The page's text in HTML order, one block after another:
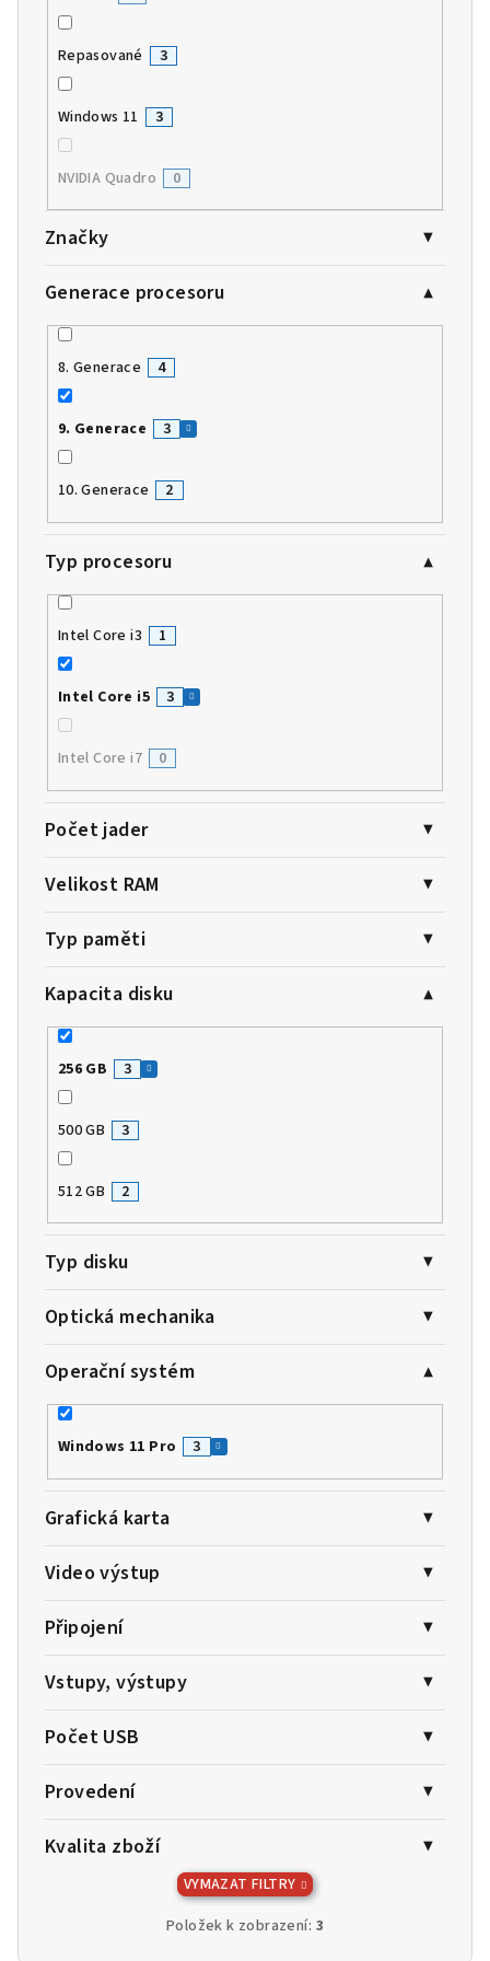
Repasované 3
Windows 11 3
NVIDIA Quadro 0
Značky
Generace procesoru
8. Generace 4
9. Generace 3
10. Generace 2
Typ procesoru
Intel Core i3 1
Intel Core i5 3
Intel Core i7 0
Počet jader
Velikost RAM
Typ paměti
Kapacita disku
256 GB 3
500 GB 3
512 GB 2
Typ disku
Optická mechanika
Operační systém
Windows 11 Pro 3
Grafická karta
Video výstup
Připojení
Vstupy, výstupy
Počet USB
Provedení
Kvalita zboží
VYMAZAT FILTRY
Položek k zobrazení: 3